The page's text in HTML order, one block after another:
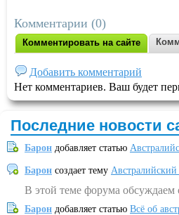
Комментарии (0)
Комментировать на сайте
Добавить комментарий
Нет комментариев. Ваш будет
Последние новости
Барон добавляет статью
Барон создает тему
В этой теме форума
Барон добавляет статью Всё об